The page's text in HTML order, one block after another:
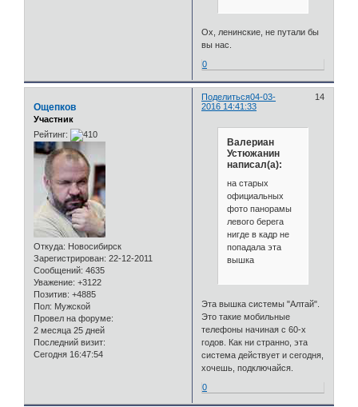
Ох, ленинские, не путали бы
вы нас.
0
Поделиться 14
04-03-
2016 14:41:33
Ощепков
Участник
Рейтинг:
Откуда: Новосибирск
Зарегистрирован: 22-12-2011
Сообщений: 4635
Уважение: +3122
Позитив: +4885
Пол: Мужской
Провел на форуме:
2 месяца 25 дней
Последний визит:
Сегодня 16:47:54
Валериан
Устюжанин
написал(а):
на старых
официальных
фото панорамы
левого берега
нигде в кадр не
попадала эта
вышка
Эта вышка системы "Алтай".
Это такие мобильные
телефоны начиная с 60-х
годов. Как ни странно, эта
система действует и сегодня,
хочешь, подключайся.
0